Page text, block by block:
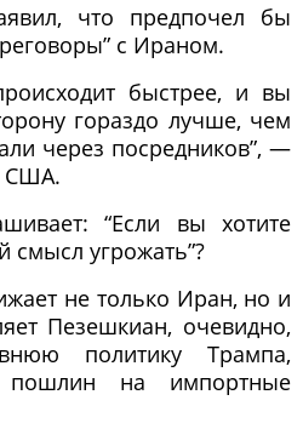
что предпочел бы
с Ираном.
быстрее, и вы
гораздо лучше, чем
через посредников”, —
США.
“Если вы хотите
смысл угрожать”?
не только Иран, но и
Пезешкиан, очевидно,
политику Трампа,
пошлин на импортные